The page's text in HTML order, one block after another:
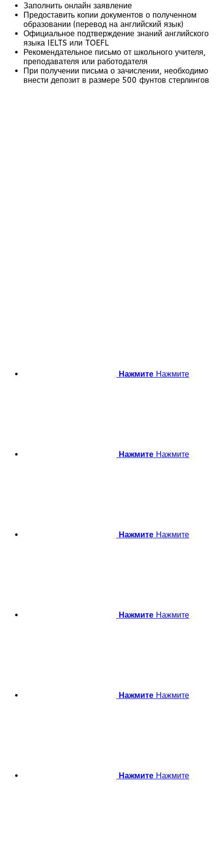
Заполнить онлайн заявление
Предоставить копии документов о полученном
образовании (перевод на английский язык)
Официальное подтверждение знаний английского
языка IELTS или TOEFL
Рекомендательное письмо от школьного учителя,
преподавателя или работодателя
При получении письма о зачислении, необходимо
внести депозит в размере 500 фунтов стерлингов
Нажмите Нажмите
Нажмите Нажмите
Нажмите Нажмите
Нажмите Нажмите
Нажмите Нажмите
Нажмите Нажмите